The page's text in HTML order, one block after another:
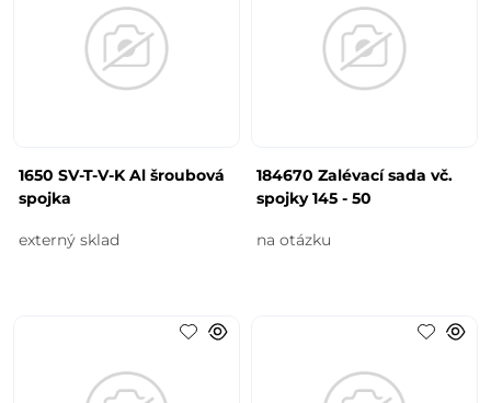
1650 SV-T-V-K Al šroubová
spojka
externý sklad
184670 Zalévací sada vč.
spojky 145 - 50
na otázku